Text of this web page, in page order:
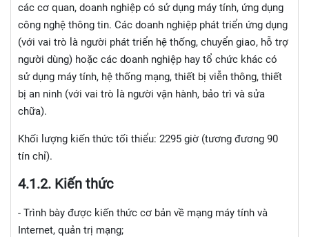
các cơ quan, doanh nghiệp có sử dụng máy tính, ứng dụng
công nghệ thông tin. Các doanh nghiệp phát triển ứng dụng
(với vai trò là người phát triển hệ thống, chuyển giao, hỗ trợ
người dùng) hoặc các doanh nghiệp hay tổ chức khác có
sử dụng máy tính, hệ thống mạng, thiết bị viễn thông, thiết
bị an ninh (với vai trò là người vận hành, bảo trì và sửa
chữa).
Khối lượng kiến thức tối thiểu: 2295 giờ (tương đương 90
tín chỉ).
4.1.2. Kiến thức
- Trình bày được kiến thức cơ bản về mạng máy tính và
Internet, quản trị mạng;